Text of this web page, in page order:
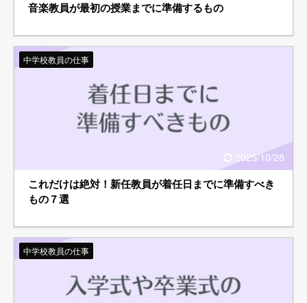
音楽教員が最初の授業までに準備するもの
2025/10/28
中学校教員の仕事
これだけは絶対！新任教員が着任日までに準備すべき
もの７選
中学校教員の仕事